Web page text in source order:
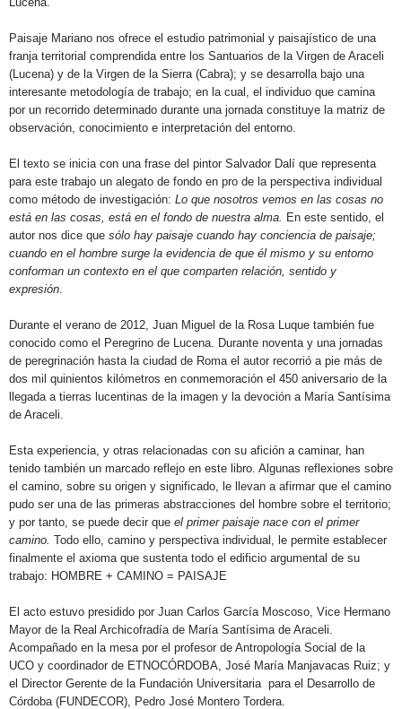
Paisaje Mariano nos ofrece el estudio patrimonial y paisajístico de una
franja territorial comprendida entre los Santuarios de la Virgen de Araceli
(Lucena) y de la Virgen de la Sierra (Cabra); y se desarrolla bajo una
interesante metodología de trabajo; en la cual, el individuo que camina
por un recorrido determinado durante una jornada constituye la matriz de
observación, conocimiento e interpretación del entorno.
El texto se inicia con una frase del pintor Salvador Dalí que representa
para este trabajo un alegato de fondo en pro de la perspectiva individual
como método de investigación: Lo que nosotros vemos en las cosas no
está en las cosas, está en el fondo de nuestra alma.
En este sentido, el
autor nos dice que  sólo hay paisaje cuando hay conciencia de paisaje;
cuando en el hombre surge la evidencia de que él mismo y su entorno
conforman un contexto en el que comparten relación, sentido y
expresión
Durante el verano de 2012, Juan Miguel de la Rosa Luque también fue
conocido como el Peregrino de Lucena. Durante noventa y una jornadas
de peregrinación hasta la ciudad de Roma el autor recorrió a pie más de
dos mil quinientos kilómetros en conmemoración el 450 aniversario de la
llegada a tierras lucentinas de la imagen y la devoción a María Santísima
de Araceli.
Esta experiencia, y otras relacionadas con su afición a caminar, han
tenido también un marcado reflejo en este libro. Algunas reflexiones sobre
el camino, sobre su origen y significado, le llevan a afirmar que el camino
pudo ser una de las primeras abstracciones del hombre sobre el territorio;
y por tanto, se puede decir que  el primer paisaje nace con el primer
camino. Todo ello, camino y perspectiva individual, le permite establecer
finalmente el axioma que sustenta todo el edificio argumental de su
trabajo: HOMBRE + CAMINO = PAISAJE
El acto estuvo presidido por Juan Carlos García Moscoso, Vice Hermano
Mayor de la Real Archicofradía de María Santísima de Araceli.
Acompañado en la mesa por el profesor de Antropología Social de la
UCO y coordinador de ETNOCÓRDOBA, José María Manjavacas Ruiz; y
el Director Gerente de la Fundación Universitaria para el Desarrollo de
Córdoba (FUNDECOR), Pedro José Montero Tordera.